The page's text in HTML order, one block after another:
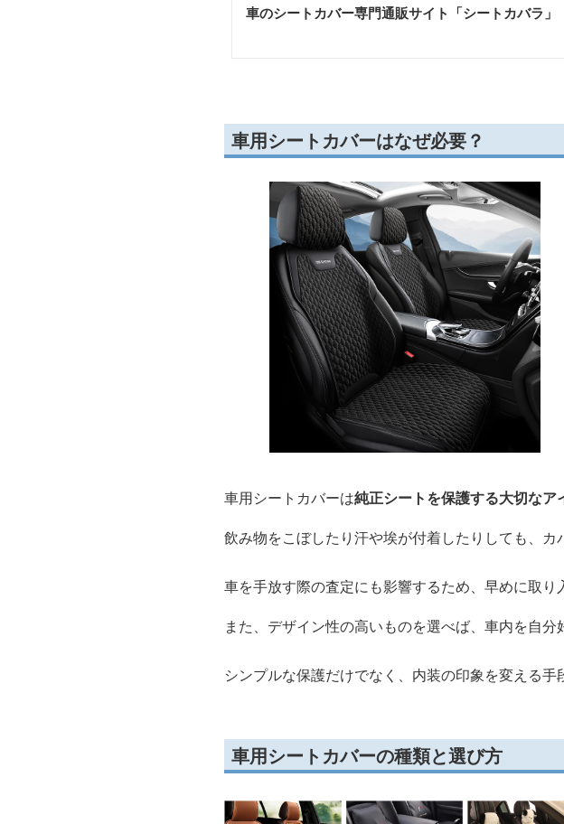
車のシートカバー専門通販サイト「シートカバラ 」
車用シートカバーはなぜ必要？
車用シートカバーは純正シートを保護する大切なア
飲み物をこぼしたり汗や埃が付着したりしても、カ
車を手放す際の査定にも影響するため、早めに取り
また、デザイン性の高いものを選べば、車内を自分
シンプルな保護だけでなく、内装の印象を変える手
車用シートカバーの種類と選び方